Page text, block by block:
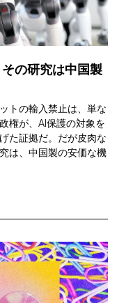
の研究は中国製
トの輸入禁止は、単な
権が、AI保護の対象を
た証拠だ。だが皮肉な
は、中国製の安価な機